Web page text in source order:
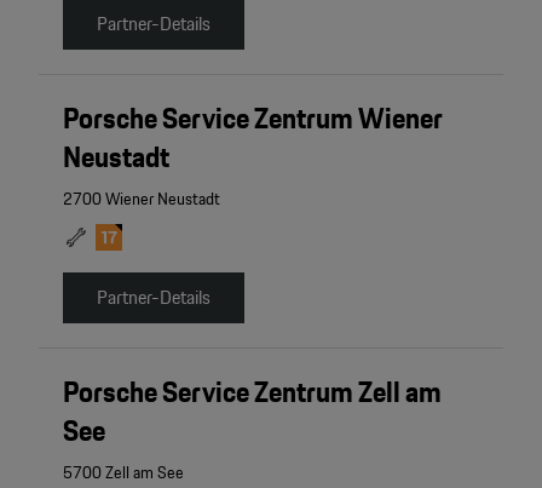
Partner-Details
Porsche Service Zentrum Wiener
Neustadt
2700 Wiener Neustadt
Partner-Details
Porsche Service Zentrum Zell am
See
5700 Zell am See